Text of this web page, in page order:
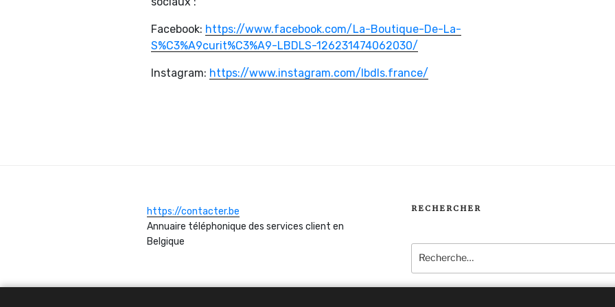
Facebook: https://www.facebook.com/La-Boutique-De-La-
S%C3%A9curit%C3%A9-LBDLS-126231474062030/
Instagram: https://www.instagram.com/lbdls.france/
https://contacter.be
Annuaire téléphonique des services client en
Belgique
RECHERCHER
pour
: